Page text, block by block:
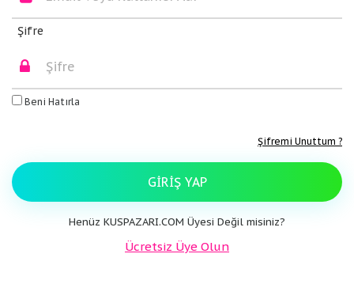
Şifre
Beni Hatırla
Şifremi Unuttum ?
GIRIŞ YAP
Henüz KUSPAZARI.COM Üyesi Değil misiniz?
Ücretsiz Üye Olun